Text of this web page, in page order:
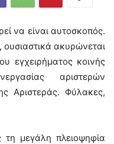
να είναι αυτοσκοπός.
ακυρώνεται
εγχειρήματος κοινής
αριστερών
Αριστεράς. Φύλακες,
μεγάλη πλειοψηφία